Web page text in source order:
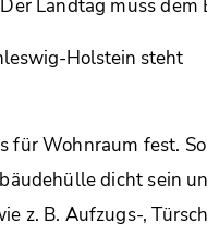
Landtag muss
Wohnraum fest.
dicht sein
z. B. Aufzugs-,